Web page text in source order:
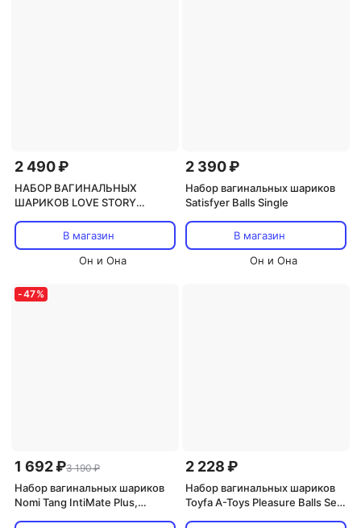
2 490 ₽
НАБОР ВАГИНАЛЬНЫХ
ШАРИКОВ LOVE STORY
В магазин
Он и Она
2 390 ₽
Набор вагинальных шариков
Satisfyer Balls Single
В магазин
Он и Она
-47%
1 692 ₽3 190 ₽
Набор вагинальных шариков
Nomi Tang IntiMate Plus,
2 228 ₽
Набор вагинальных шариков
Toyfa A-Toys Pleasure Balls Set,